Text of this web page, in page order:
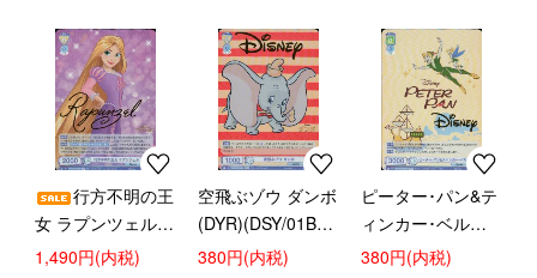
行方不明の王
女 ラプンツェル
(SP)(DSY/01B-
1,490円(内税)
空飛ぶゾウ ダンボ
(DYR)(DSY/01B-
005D)
380円(内税)
ピーター･パン&テ
ィンカー･ベル
(DYR)(DSY/01B-
380円(内税)